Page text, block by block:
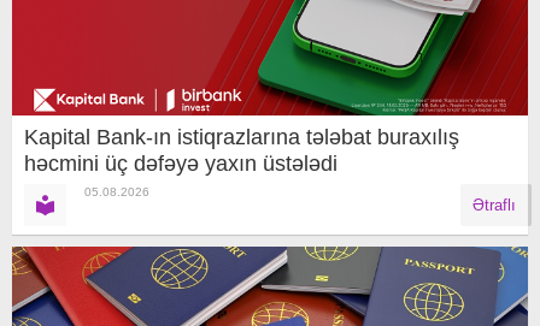
Kapital Bank-ın istiqrazlarına tələbat buraxılış
həcmini üç dəfəyə yaxın üstələdi
05.08.2026
Ətraflı